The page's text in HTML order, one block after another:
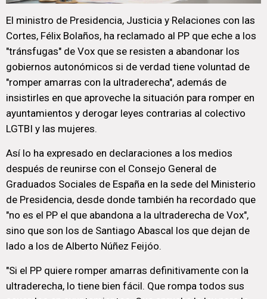
El ministro de Presidencia, Justicia y Relaciones con las
Cortes, Félix Bolaños, ha reclamado al PP que eche a los
"tránsfugas" de Vox que se resisten a abandonar los
gobiernos autonómicos si de verdad tiene voluntad de
"romper amarras con la ultraderecha", además de
insistirles en que aproveche la situación para romper en
ayuntamientos y derogar leyes contrarias al colectivo
LGTBI y las mujeres.
Así lo ha expresado en declaraciones a los medios
después de reunirse con el Consejo General de
Graduados Sociales de España en la sede del Ministerio
de Presidencia, desde donde también ha recordado que
"no es el PP el que abandona a la ultraderecha de Vox",
sino que son los de Santiago Abascal los que dejan de
lado a los de Alberto Núñez Feijóo.
"Si el PP quiere romper amarras definitivamente con la
ultraderecha, lo tiene bien fácil. Que rompa todos sus